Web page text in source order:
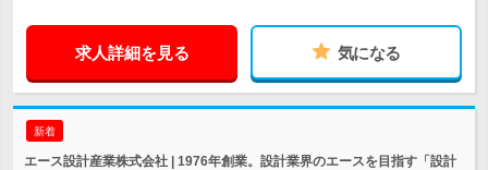
求人詳細を見る 気になる
新着
エース設計産業株式会社 | 1976年創業。設計業界のエースを目指す「設計